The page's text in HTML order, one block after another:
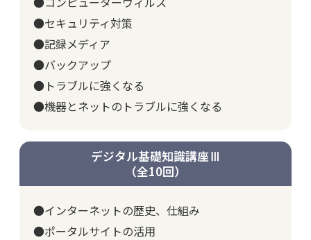
●セキュリティ対策
●記録メディア
●バックアップ
●トラブルに強くなる
●機器とネットのトラブルに強くなる
デジタル基礎知識講座Ⅲ
（全10回）
●インターネットの歴史、仕組み
●ポータルサイトの活用